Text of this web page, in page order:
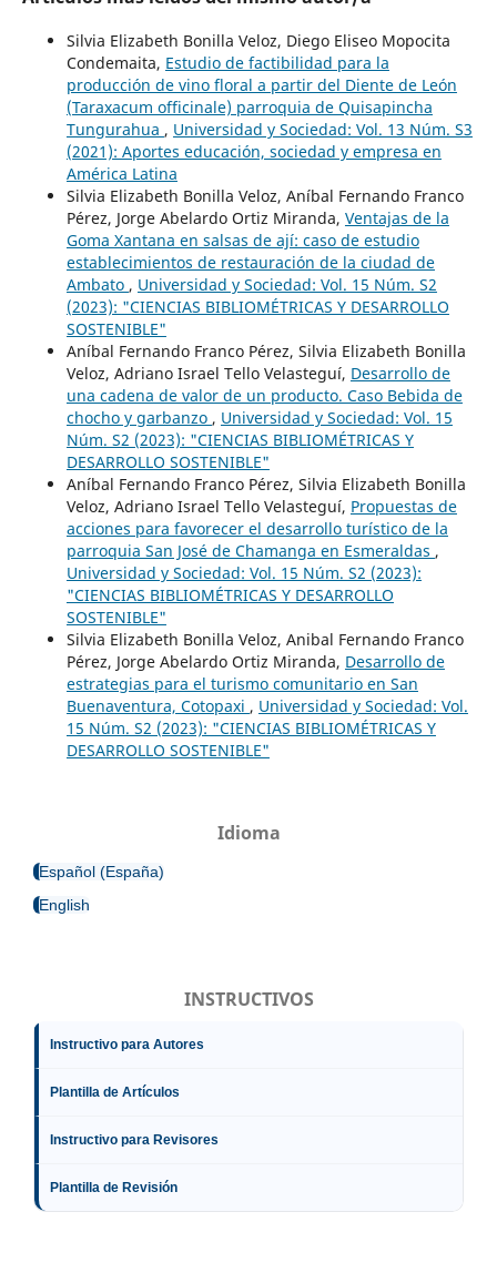
Silvia Elizabeth Bonilla Veloz, Diego Eliseo Mopocita
Condemaita, Estudio de factibilidad para la
producción de vino floral a partir del Diente de León
(Taraxacum officinale) parroquia de Quisapincha
Tungurahua , Universidad y Sociedad: Vol. 13 Núm. S3
(2021): Aportes educación, sociedad y empresa en
América Latina
Silvia Elizabeth Bonilla Veloz, Aníbal Fernando Franco
Pérez, Jorge Abelardo Ortiz Miranda, Ventajas de la
Goma Xantana en salsas de ají: caso de estudio
establecimientos de restauración de la ciudad de
Ambato , Universidad y Sociedad: Vol. 15 Núm. S2
(2023): "CIENCIAS BIBLIOMÉTRICAS Y DESARROLLO
SOSTENIBLE"
Aníbal Fernando Franco Pérez, Silvia Elizabeth Bonilla
Veloz, Adriano Israel Tello Velasteguí, Desarrollo de
una cadena de valor de un producto. Caso Bebida de
chocho y garbanzo , Universidad y Sociedad: Vol. 15
Núm. S2 (2023): "CIENCIAS BIBLIOMÉTRICAS Y
DESARROLLO SOSTENIBLE"
Aníbal Fernando Franco Pérez, Silvia Elizabeth Bonilla
Veloz, Adriano Israel Tello Velasteguí, Propuestas de
acciones para favorecer el desarrollo turístico de la
parroquia San José de Chamanga en Esmeraldas ,
Universidad y Sociedad: Vol. 15 Núm. S2 (2023):
"CIENCIAS BIBLIOMÉTRICAS Y DESARROLLO
SOSTENIBLE"
Silvia Elizabeth Bonilla Veloz, Anibal Fernando Franco
Pérez, Jorge Abelardo Ortiz Miranda, Desarrollo de
estrategias para el turismo comunitario en San
Buenaventura, Cotopaxi , Universidad y Sociedad: Vol.
15 Núm. S2 (2023): "CIENCIAS BIBLIOMÉTRICAS Y
DESARROLLO SOSTENIBLE"
Idioma
Español (España)
English
INSTRUCTIVOS
Instructivo para Autores
Plantilla de Artículos
Instructivo para Revisores
Plantilla de Revisión